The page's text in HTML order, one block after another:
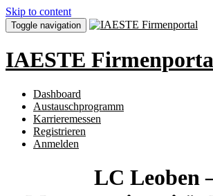
Skip to content
Toggle navigation
IAESTE
Dashboard
Austauschprogramm
Karrieremessen
Registrieren
Anmelden
LC Leoben